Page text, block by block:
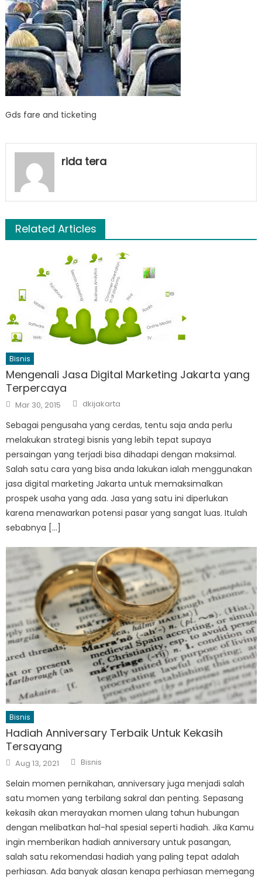
Gds fare and ticketing
rida tera
Related Articles
Bisnis
Mengenali Jasa Digital Marketing Jakarta yang
Terpercaya
Posted
on
Mar 30, 2015 Author
dkijakarta
Sebagai pengusaha yang cerdas, tentu saja anda perlu
melakukan strategi bisnis yang lebih tepat supaya
persaingan yang terjadi bisa dihadapi dengan maksimal.
Salah satu cara yang bisa anda lakukan ialah menggunakan
jasa digital marketing Jakarta untuk memaksimalkan
prospek usaha yang ada. Jasa yang satu ini diperlukan
karena menawarkan potensi pasar yang sangat luas. Itulah
sebabnya […]
Bisnis
Hadiah Anniversary Terbaik Untuk Kekasih
Tersayang
Posted
on
Aug 13, 2021 Author
Bisnis
Selain momen pernikahan, anniversary juga menjadi salah
satu momen yang terbilang sakral dan penting. Sepasang
kekasih akan merayakan momen ulang tahun hubungan
dengan melibatkan hal-hal spesial seperti hadiah. Jika Kamu
ingin memberikan hadiah anniversary untuk pasangan,
salah satu rekomendasi hadiah yang paling tepat adalah
perhiasan. Ada banyak alasan kenapa perhiasan memegang